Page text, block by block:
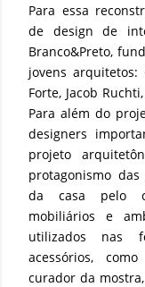
Para essa
de design de
Branco&Preto,
jovens arquitetos:
Forte, Jacob
Para além do
designers
projeto
protagonismo
da casa pelo
mobiliários e
utilizados nas
acessórios,
curador da